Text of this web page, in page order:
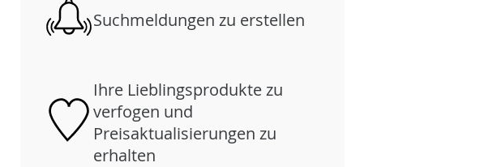
Suchmeldungen zu erstellen
Ihre Lieblingsprodukte zu
verfogen und
Preisaktualisierungen zu
erhalten